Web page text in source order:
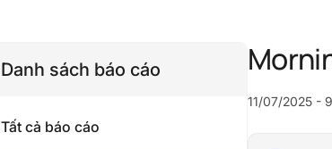
Danh sách báo cáo
Tất cả báo cáo
11/07/2025 -